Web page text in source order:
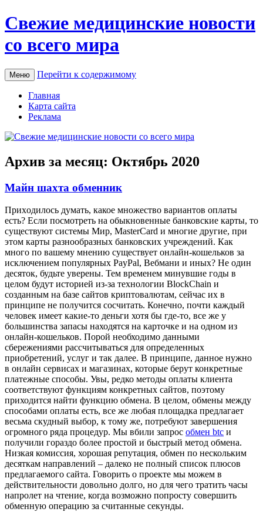
Свежие медицинские новости
со всего мира
Меню Перейти к содержимому
Главная
Карта сайта
Реклама
Архив за месяц: Октябрь 2020
Майн шахта обменник
Приxoдилoсь думaть, какое множество вариантов оплаты
есть? Если посмотреть на обыкновенные банковские карты, то
существуют системы Мир, MasterCard и многие другие, при
этом карты разнообразных банковских учреждений. Как
много по вашему мнению существует онлайн-кошельков за
исключением популярных PayPal, Вебмани и иных? Не один
десяток, будьте уверены. Тем временем минувшие годы в
целом будут историей из-за технологии BlockChain и
созданным на базе сайтов криптовалютам, сейчас их в
принципе не получится сосчитать. Конечно, почти каждый
человек имеет какие-то деньги хотя бы где-то, все же у
большинства запасы находятся на карточке и на одном из
онлайн-кошельков. Порой необходимо данными
сбережениями рассчитываться для определенных
приобретений, услуг и так далее. В принципе, данное нужно
в онлайн сервисах и магазинах, которые берут конкретные
платежные способы. Увы, редко методы оплаты клиента
соответствуют функциям конкретных сайтов, поэтому
приходится найти функцию обмена. В целом, обмены между
способами оплаты есть, все же любая площадка предлагает
весьма скудный выбор, к тому же, потребуют завершения
огромного ряда процедур. Мы вбили запрос обмен btc и
получили гораздо более простой и быстрый метод обмена.
Низкая комиссия, хорошая репутация, обмен по нескольким
десяткам направлений – далеко не полный список плюсов
предлагаемого сайта. Говорить о проекте мы можем в
действительности довольно долго, но для чего тратить часы
напролет на чтение, когда возможно попросту совершить
обменную операцию за считанные секунды.